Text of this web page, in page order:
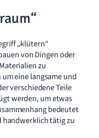
„klütern“
von Dingen oder
zu
eine langsame und
verschiedene Teile
werden, um etwas
bedeutet
handwerklich tätig zu